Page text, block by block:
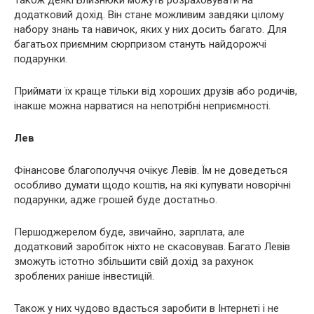
додатковий дохід. Він стане можливим завдяки цілому
набору знань та навичок, яких у них досить багато. Для
багатьох приємним сюрпризом стануть найдорожчі
подарунки.
Приймати їх краще тільки від хороших друзів або родичів,
інакше можна нарватися на непотрібні неприємності.
Лев
Фінансове благополуччя очікує Левів. Їм не доведеться
особливо думати щодо коштів, на які купувати новорічні
подарунки, адже грошей буде достатньо.
Першоджерелом буде, звичайно, зарплата, але
додатковий заробіток ніхто не скасовував. Багато Левів
зможуть істотно збільшити свій дохід за рахунок
зроблених раніше інвестицій.
Також у них чудово вдасться заробити в Інтернеті і не